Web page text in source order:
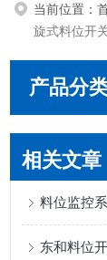
当前位置：
旋式料位开
产品分
相关文章
料位监控
东和料位